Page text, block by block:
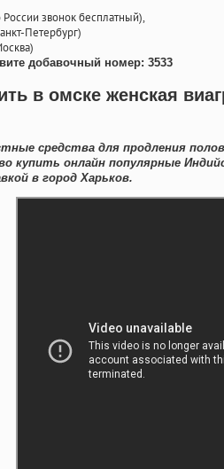
России звонок бесплатный),
Петербург)
добавочный номер: 3533
в омске женская
средства для продления
купить онлайн популярные
в город Харьков.